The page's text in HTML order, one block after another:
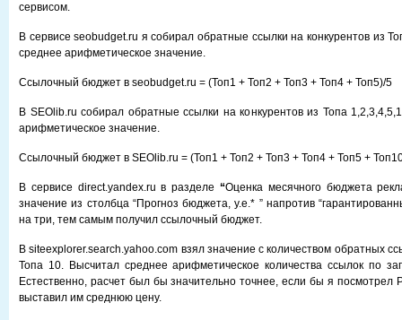
сервисом.
В сервисе seobudget.ru я собирал обратные ссылки на конкурентов из
среднее арифметическое значение.
Ссылочный бюджет в seobudget.ru = (Топ1 + Топ2 + Топ3 + Топ4 + Топ5)/5
В SEOlib.ru собирал обратные ссылки на конкурентов из Топа
арифметическое значение.
Ссылочный бюджет в SEOlib.ru = (Топ1 + Топ2 + Топ3 + Топ4 + Топ5 +
В сервисе direct.yandex.ru в разделе “Оценка месячного бюджета
значение из столбца “Прогноз бюджета, у.е.* ” напротив
на три, тем самым получил ссылочный бюджет.
В siteexplorer.search.yahoo.com взял значение с количеством обратных
Топа 10. Высчитал среднее арифметическое количества ссылок по
Естественно, расчет был бы значительно точнее, если бы я посмотрел
выставил им среднюю цену.